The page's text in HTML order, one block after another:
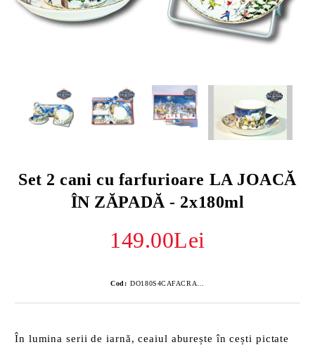
Set 2 cani cu farfurioare LA JOACĂ
ÎN ZĂPADĂ - 2x180ml
149.00Lei
Cod:
În lumina serii de iarnă, ceaiul aburește în cești pictate